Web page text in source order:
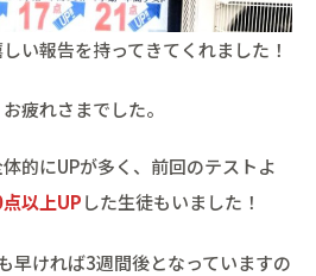
い報告を持ってきてくれました！
疲れさまでした。
的にUPが多く、前回のテストよ
以上UPした生徒もいました！
早ければ3週間後となっていますの